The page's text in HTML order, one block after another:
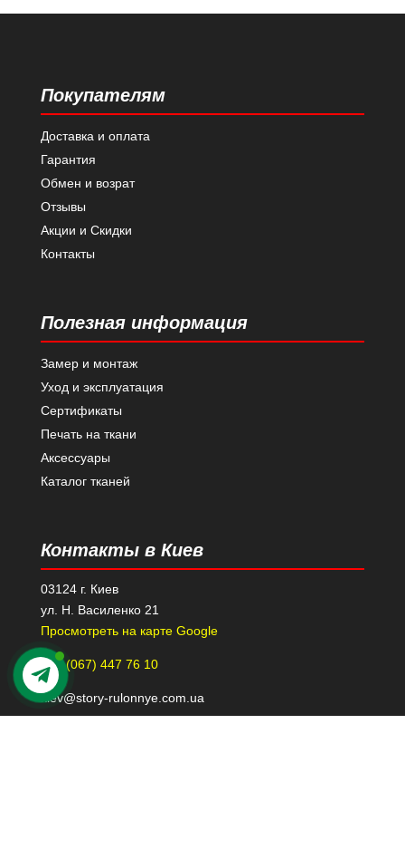
Покупателям
Доставка и оплата
Гарантия
Обмен и возрат
Отзывы
Акции и Скидки
Контакты
Полезная информация
Замер и монтаж
Уход и эксплуатация
Сертификаты
Печать на ткани
Аксессуары
Каталог тканей
Контакты в Киев
03124 г. Киев
ул. Н. Василенко 21
Просмотреть на карте Google
+38 (067) 447 76 10
kiev@story-rulonnye.com.ua